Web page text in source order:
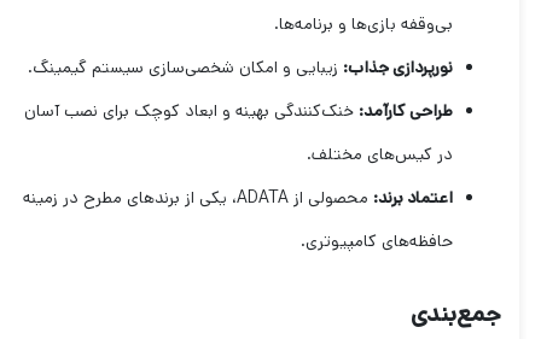
بی‌وقفه بازی‌ها و برنامه‌ها.
نورپردازی جذاب:زیبایی و امکان شخصی‌سازی سیستم گیمینگ.
طراحی کارآمد:خنک‌کنندگی بهینه و ابعاد کوچک برای نصب آسان
در کیس‌های مختلف.
اعتماد برند:
محصولی از ADATA، یکی از برندهای مطرح در زمینه
حافظه‌های کامپیوتری.
جمع‌بندی